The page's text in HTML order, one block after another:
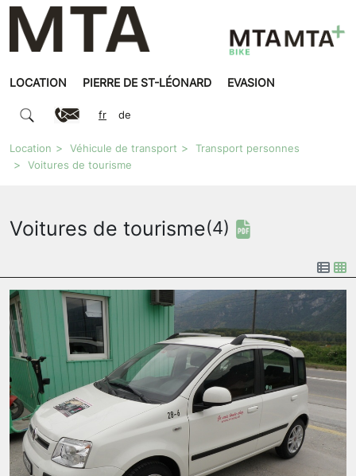
LOCATION PIERRE DE ST-LÉONARD EVASION
fr de
Location Véhicule de transport
Transport personnes
Voitures de tourisme
Voitures de tourisme(4)